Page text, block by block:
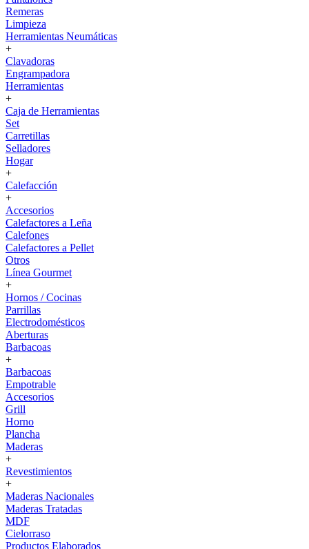
Remeras
Limpieza
Herramientas Neumáticas
+
Clavadoras
Engrampadora
Herramientas
+
Caja de Herramientas
Set
Carretillas
Selladores
Hogar
+
Calefacción
+
Accesorios
Calefactores a Leña
Calefones
Calefactores a Pellet
Otros
Línea Gourmet
+
Hornos / Cocinas
Parrillas
Electrodomésticos
Aberturas
Barbacoas
+
Barbacoas
Empotrable
Accesorios
Grill
Horno
Plancha
Maderas
+
Revestimientos
+
Maderas Nacionales
Maderas Tratadas
MDF
Cielorraso
Productos Elaborados